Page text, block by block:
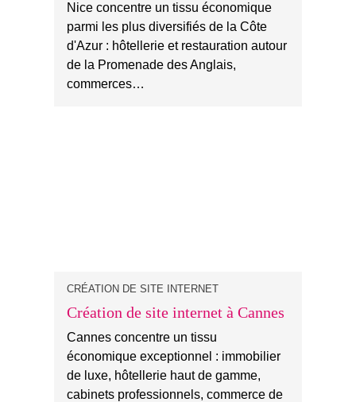
Nice concentre un tissu économique
parmi les plus diversifiés de la Côte
d'Azur : hôtellerie et restauration autour
de la Promenade des Anglais,
commerces…
CRÉATION DE SITE INTERNET
Création de site internet à Cannes
Cannes concentre un tissu
économique exceptionnel : immobilier
de luxe, hôtellerie haut de gamme,
cabinets professionnels, commerce de